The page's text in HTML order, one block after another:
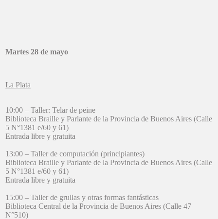
Martes 28 de mayo
La Plata
10:00 – Taller: Telar de peine
Biblioteca Braille y Parlante de la Provincia de Buenos Aires (Calle
5 N°1381 e/60 y 61)
Entrada libre y gratuita
13:00 – Taller de computación (principiantes)
Biblioteca Braille y Parlante de la Provincia de Buenos Aires (Calle
5 N°1381 e/60 y 61)
Entrada libre y gratuita
15:00 – Taller de grullas y otras formas fantásticas
Biblioteca Central de la Provincia de Buenos Aires (Calle 47
N°510)